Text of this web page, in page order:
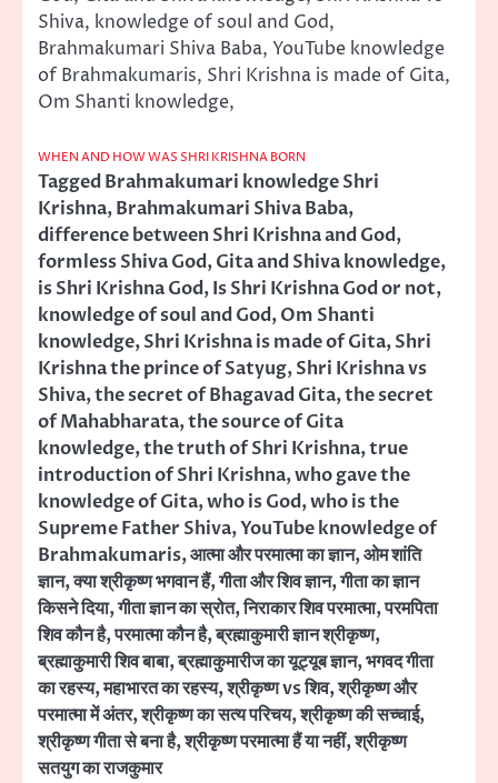
Shiva, knowledge of soul and God,
Brahmakumari Shiva Baba, YouTube knowledge
of Brahmakumaris, Shri Krishna is made of Gita,
Om Shanti knowledge,
WHEN AND HOW WAS SHRI KRISHNA BORN
TaggedBrahmakumari knowledge Shri
Krishna,Brahmakumari Shiva Baba,
difference between Shri Krishna and God,
formless Shiva God,Gita and Shiva knowledge,
is Shri Krishna God,Is Shri Krishna God or not,
knowledge of soul and God,Om Shanti
knowledge,Shri Krishna is made of Gita,Shri
Krishna the prince of Satyug,Shri Krishna vs
Shiva,the secret of Bhagavad Gita,the secret
of Mahabharata,the source of Gita
knowledge,the truth of Shri Krishna,true
introduction of Shri Krishna,who gave the
knowledge of Gita,who is God,who is the
Supreme Father Shiva,YouTube knowledge of
Brahmakumaris,आत्मा और परमात्मा का ज्ञान,ओम शांति
ज्ञान,क्या श्रीकृष्ण भगवान हैं,गीता और शिव ज्ञान,गीता का ज्ञान
किसने दिया,गीता ज्ञान का स्रोत,निराकार शिव परमात्मा,परमपिता
शिव कौन है,परमात्मा कौन है,ब्रह्माकुमारी ज्ञान श्रीकृष्ण,
ब्रह्माकुमारी शिव बाबा,ब्रह्माकुमारीज का यूट्यूब ज्ञान,भगवद गीता
का रहस्य,महाभारत का रहस्य,श्रीकृष्ण vs शिव,श्रीकृष्ण और
परमात्मा में अंतर,श्रीकृष्ण का सत्य परिचय,श्रीकृष्ण की सच्चाई,
श्रीकृष्ण गीता से बना है,श्रीकृष्ण परमात्मा हैं या नहीं,श्रीकृष्ण
सतयुग का राजकुमार